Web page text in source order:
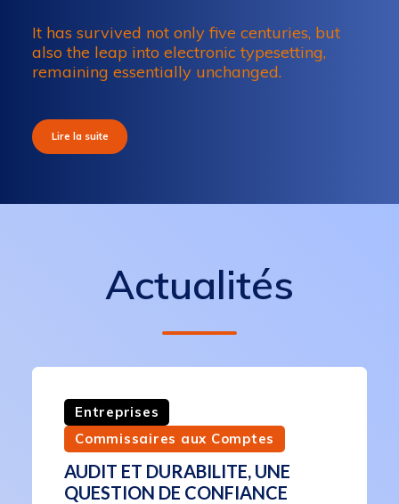
It has survived not only five centuries, but
also the leap into electronic typesetting,
remaining essentially unchanged.
Lire la suite
Actualités
Entreprises
Commissaires aux Comptes
AUDIT ET DURABILITE, UNE
QUESTION DE CONFIANCE